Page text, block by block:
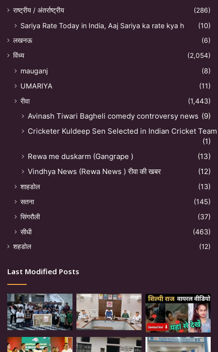
राष्ट्रीय / अंतर्राष्ट्रीय
(286)
Sariya Rate Today in India, Aaj Sariya ka rate kya h (10)
लखनऊ
(6)
विंध्य
(2,054)
mauganj
(8)
UMARIYA
(11)
रीवा
(1,443)
Avinash Tiwari Bagheli comedy controversy news (9)
Cricketer Kuldeep Sen Selected in Indian Cricket Team
(1)
Rewa me duskarm (Gangrape )
(13)
Vindhya News (Rewa News ) रीवा की खबर
(12)
शाहडोल
(13)
सतना
(145)
सिंगरौली
(37)
सीधी
(463)
शहडोल (12)
Last Modified Posts